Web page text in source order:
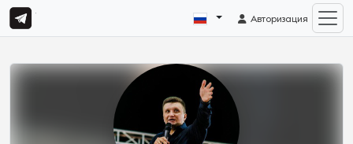
Авторизация